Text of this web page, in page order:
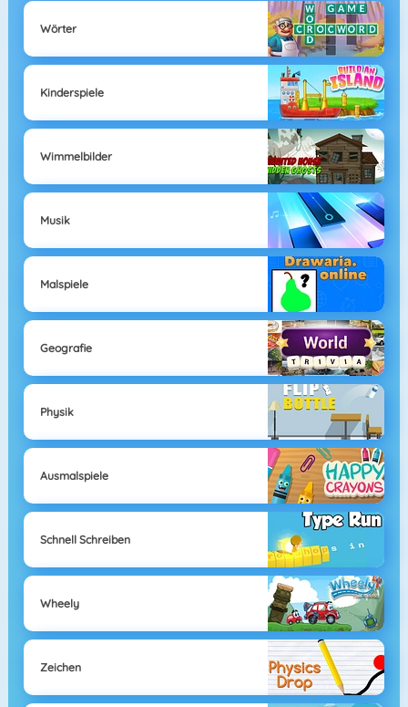
Wörter
Kinderspiele
Wimmelbilder
Musik
Malspiele
Geografie
Physik
Ausmalspiele
Schnell Schreiben
Wheely
Zeichen